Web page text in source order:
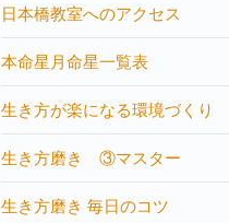
日本橋教室へのアクセス
本命星月命星一覧表
生き方が楽になる環境づくり
生き方磨き ③マスター
生き方磨き 毎日のコツ